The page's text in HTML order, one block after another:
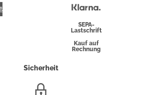
Überweisung
SEPA-
Lastschrift
Kauf auf
Rechnung
Sicherheit